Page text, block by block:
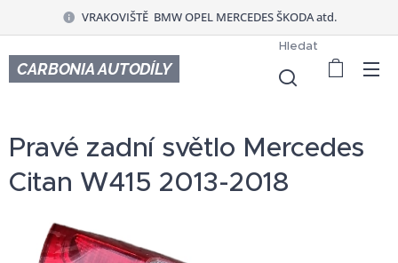
VRAKOVIŠTĚ BMW OPEL MERCEDES ŠKODA atd.
CARBONIA AUTODÍLY
Hledat
Pravé zadní světlo Mercedes
Citan W415 2013-2018